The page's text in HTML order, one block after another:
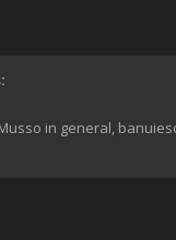
in general,